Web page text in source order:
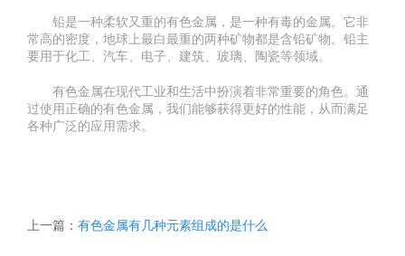
铅是一种柔软又重的有色金属，是一种有毒的金属。它非
常高的密度，地球上最白最重的两种矿物都是含铅矿物。铅主
要用于化工、汽车、电子、建筑、玻璃、陶瓷等领域。
有色金属在现代工业和生活中扮演着非常重要的角色。通
过使用正确的有色金属，我们能够获得更好的性能，从而满足
各种广泛的应用需求。
上一篇： 有色金属有几种元素组成的是什么